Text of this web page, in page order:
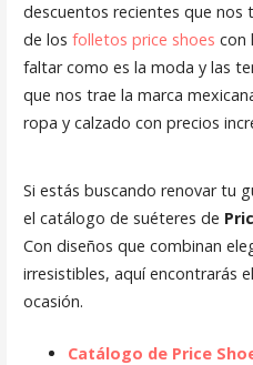
descuentos recientes que nos
de los folletos price shoes con
faltar como es la moda y las
que nos trae la marca
ropa y calzado con precios
Si estás buscando renovar tu
el catálogo de suéteres de
Con diseños que combinan
irresistibles, aquí encontrarás
ocasión.
Catálogo de Price